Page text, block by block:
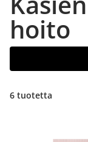
hoito
6 tuotetta